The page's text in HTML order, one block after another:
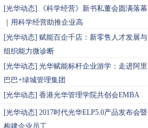
[光华动态]
《科学经营》新书私董会圆满落幕
｜用科学经营助推企业高
[光华动态] 赋能百企千店：新零售人才发展与
组织能力微诊断
[光华动态] 光华赋能标杆企业游学：走进阿里
巴巴+绿城管理集团
[光华动态] 香港光华管理学院共创会EMBA
[光华动态] 2017时代光华ELP5.0产品发布会暨
构建企业员工